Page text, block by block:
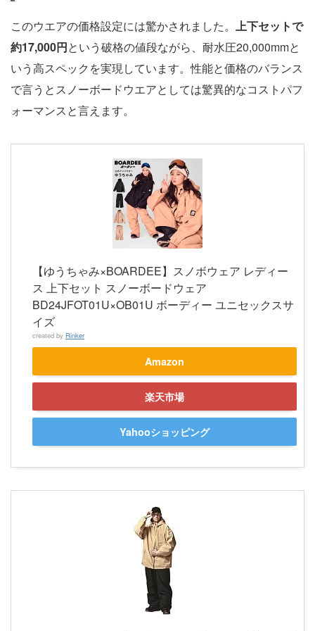
このウエアの価格設定には驚かされました。 上下セットで
約17,000円という破格の値段ながら、耐水圧20,000mmと
いう高スペックを実現しています。性能と価格のバランス
で言うとスノーボードウエアとしては驚異的なコストパフ
ォーマンスと言えます。
【ゆうちゃみ×BOARDEE】スノボウェア レディー
ス 上下セット スノーボードウェア
BD24JFOT01U×OB01U ボーディー ユニセックスサ
イズ
created by Rinker
Amazon
楽天市場
Yahooショッピング